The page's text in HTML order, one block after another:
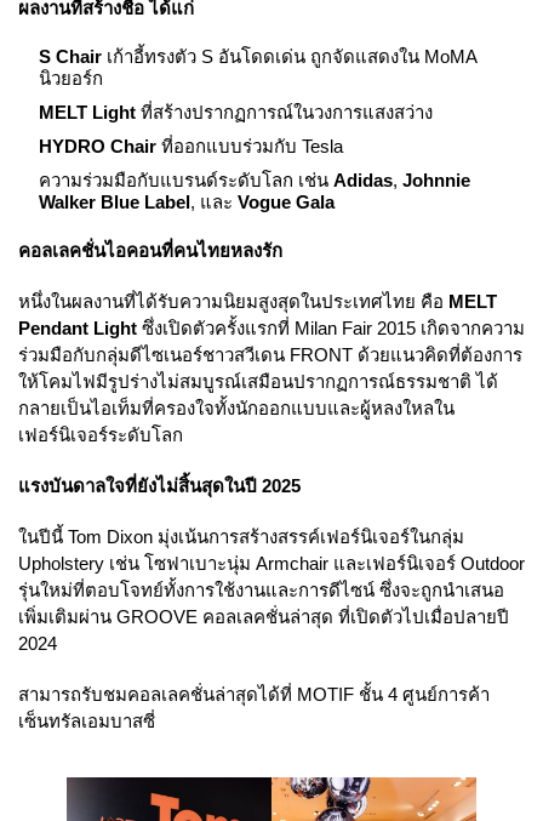
ผลงานที่สร้างชื่อ ได้แก่
S Chair เก้าอี้ทรงตัว S อันโดดเด่น ถูกจัดแสดงใน MoMA
นิวยอร์ก
MELT Light ที่สร้างปรากฏการณ์ในวงการแสงสว่าง
HYDRO Chair ที่ออกแบบร่วมกับ Tesla
ความร่วมมือกับแบรนด์ระดับโลก เช่นAdidas,Johnnie
Walker Blue Label, และVogue Gala
คอลเลคชั่นไอคอนที่คนไทยหลงรัก
หนึ่งในผลงานที่ได้รับความนิยมสูงสุดในประเทศไทย คือ MELT
Pendant Light ซึ่งเปิดตัวครั้งแรกที่ Milan Fair 2015 เกิดจากความ
ร่วมมือกับกลุ่มดีไซเนอร์ชาวสวีเดน FRONT ด้วยแนวคิดที่ต้องการ
ให้โคมไฟมีรูปร่างไม่สมบูรณ์เสมือนปรากฏการณ์ธรรมชาติ ได้
กลายเป็นไอเท็มที่ครองใจทั้งนักออกแบบและผู้หลงใหลใน
เฟอร์นิเจอร์ระดับโลก
แรงบันดาลใจที่ยังไม่สิ้นสุดในปี 2025
ในปีนี้ Tom Dixon มุ่งเน้นการสร้างสรรค์เฟอร์นิเจอร์ในกลุ่ม
Upholstery เช่น โซฟาเบาะนุ่ม Armchair และเฟอร์นิเจอร์ Outdoor
รุ่นใหม่ที่ตอบโจทย์ทั้งการใช้งานและการดีไซน์ ซึ่งจะถูกนำเสนอ
เพิ่มเติมผ่าน GROOVE คอลเลคชั่นล่าสุด ที่เปิดตัวไปเมื่อปลายปี
2024
สามารถรับชมคอลเลคชั่นล่าสุดได้ที่ MOTIF ชั้น 4 ศูนย์การค้า
เซ็นทรัลเอมบาสซี่